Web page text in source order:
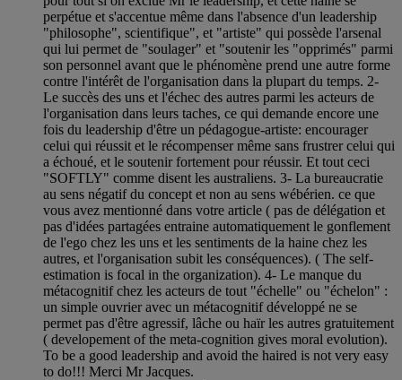
perpétue et s'accentue même dans l'absence d'un leadership
"philosophe", scientifique", et "artiste" qui possède l'arsenal
qui lui permet de "soulager" et "soutenir les "opprimés" parmi
son personnel avant que le phénomène prend une autre forme
contre l'intérêt de l'organisation dans la plupart du temps. 2-
Le succès des uns et l'échec des autres parmi les acteurs de
l'organisation dans leurs taches, ce qui demande encore une
fois du leadership d'être un pédagogue-artiste: encourager
celui qui réussit et le récompenser même sans frustrer celui qui
a échoué, et le soutenir fortement pour réussir. Et tout ceci
"SOFTLY" comme disent les australiens. 3- La bureaucratie
au sens négatif du concept et non au sens wébérien. ce que
vous avez mentionné dans votre article ( pas de délégation et
pas d'idées partagées entraine automatiquement le gonflement
de l'ego chez les uns et les sentiments de la haine chez les
autres, et l'organisation subit les conséquences). ( The self-
estimation is focal in the organization). 4- Le manque du
métacognitif chez les acteurs de tout "échelle" ou "échelon" :
un simple ouvrier avec un métacognitif développé ne se
permet pas d'être agressif, lâche ou haïr les autres gratuitement
( developement of the meta-cognition gives moral evolution).
To be a good leadership and avoid the haired is not very easy
to do!!! Merci Mr Jacques.